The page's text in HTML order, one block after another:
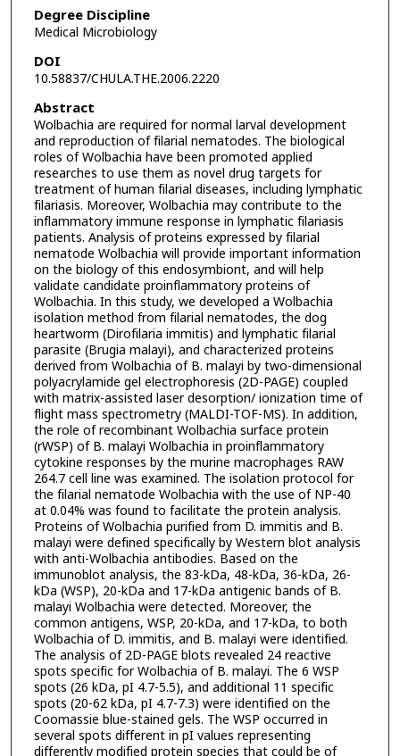
Degree Discipline
Medical Microbiology
DOI
10.58837/CHULA.THE.2006.2220
Abstract
Wolbachia are required for normal larval development
and reproduction of filarial nematodes. The biological
roles of Wolbachia have been promoted applied
researches to use them as novel drug targets for
treatment of human filarial diseases, including lymphatic
filariasis. Moreover, Wolbachia may contribute to the
inflammatory immune response in lymphatic filariasis
patients. Analysis of proteins expressed by filarial
nematode Wolbachia will provide important information
on the biology of this endosymbiont, and will help
validate candidate proinflammatory proteins of
Wolbachia. In this study, we developed a Wolbachia
isolation method from filarial nematodes, the dog
heartworm (Dirofilaria immitis) and lymphatic filarial
parasite (Brugia malayi), and characterized proteins
derived from Wolbachia of B. malayi by two-dimensional
polyacrylamide gel electrophoresis (2D-PAGE) coupled
with matrix-assisted laser desorption/ ionization time of
flight mass spectrometry (MALDI-TOF-MS). In addition,
the role of recombinant Wolbachia surface protein
(rWSP) of B. malayi Wolbachia in proinflammatory
cytokine responses by the murine macrophages RAW
264.7 cell line was examined. The isolation protocol for
the filarial nematode Wolbachia with the use of NP-40
at 0.04% was found to facilitate the protein analysis.
Proteins of Wolbachia purified from D. immitis and B.
malayi were defined specifically by Western blot analysis
with anti-Wolbachia antibodies. Based on the
immunoblot analysis, the 83-kDa, 48-kDa, 36-kDa, 26-
kDa (WSP), 20-kDa and 17-kDa antigenic bands of B.
malayi Wolbachia were detected. Moreover, the
common antigens, WSP, 20-kDa, and 17-kDa, to both
Wolbachia of D. immitis, and B. malayi were identified.
The analysis of 2D-PAGE blots revealed 24 reactive
spots specific for Wolbachia of B. malayi. The 6 WSP
spots (26 kDa, pI 4.7-5.5), and additional 11 specific
spots (20-62 kDa, pI 4.7-7.3) were identified on the
Coomassie blue-stained gels. The WSP occurred in
several spots different in pI values representing
differently modified protein species that could be of